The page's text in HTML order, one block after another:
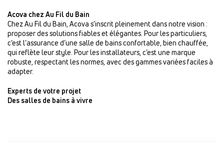
Acova chez Au Fil du Bain
Chez Au Fil du Bain, Acova s’inscrit pleinement dans notre vision :
proposer des solutions fiables et élégantes. Pour les particuliers,
c’est l’assurance d’une salle de bains confortable, bien chauffée,
qui reflète leur style. Pour les installateurs, c’est une marque
robuste, respectant les normes, avec des gammes variées faciles à
adapter.
Experts de votre projet
Des salles de bains à vivre